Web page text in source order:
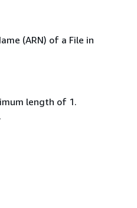
(ARN) of a File in
length of 1.